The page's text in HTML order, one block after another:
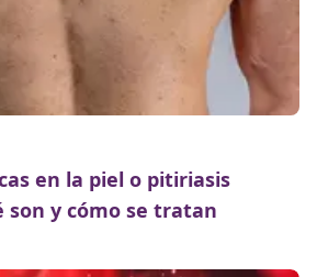
en la piel o pitiriasis
son y cómo se tratan